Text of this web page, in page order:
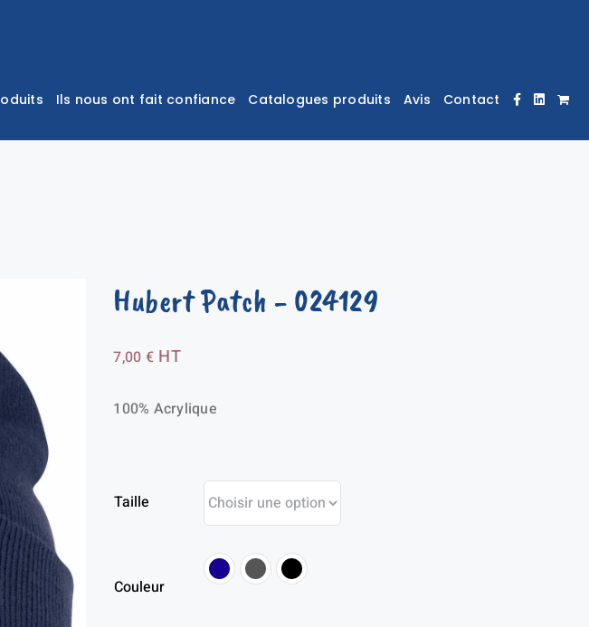
Ils nous ont fait confiance Catalogues produits Avis Contact
Hubert Patch - 024129
7,00 € HT
100% Acrylique
Taille
Couleur